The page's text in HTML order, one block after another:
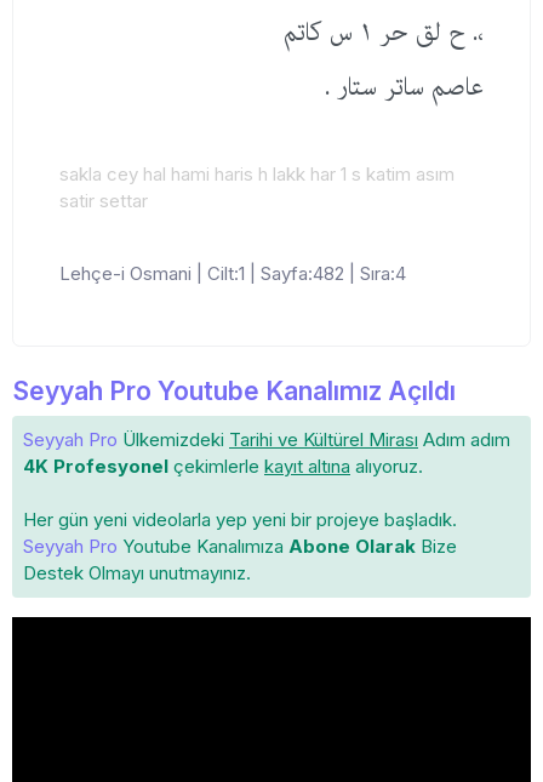
،. ح لق حر ١ س كاتم
عاصم ساتر ستار .
sakla cey hal hami haris h lakk har 1 s katim asım
satir settar
Lehçe-i Osmani | Cilt:1 | Sayfa:482 | Sıra:4
Seyyah Pro Youtube Kanalımız Açıldı
Seyyah Pro Ülkemizdeki Tarihi ve Kültürel Mirası Adım adım
4K Profesyonel çekimlerle kayıt altına alıyoruz.
Her gün yeni videolarla yep yeni bir projeye başladık.
Seyyah Pro Youtube Kanalımıza Abone Olarak Bize
Destek Olmayı unutmayınız.